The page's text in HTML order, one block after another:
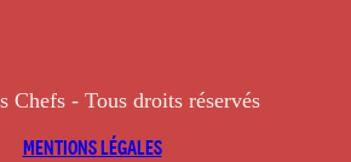
Chefs - Tous droits réservés
MENTIONS LÉGALES